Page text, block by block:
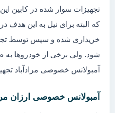
تجهیزات سوار شده در کابین
که البته برای نیل به این
خریداری شده و سپس توسط
شود. ولی برخی از خودروها
آمبولانس خصوصی مرادآباد
آمبولانس خصوصی ارزان